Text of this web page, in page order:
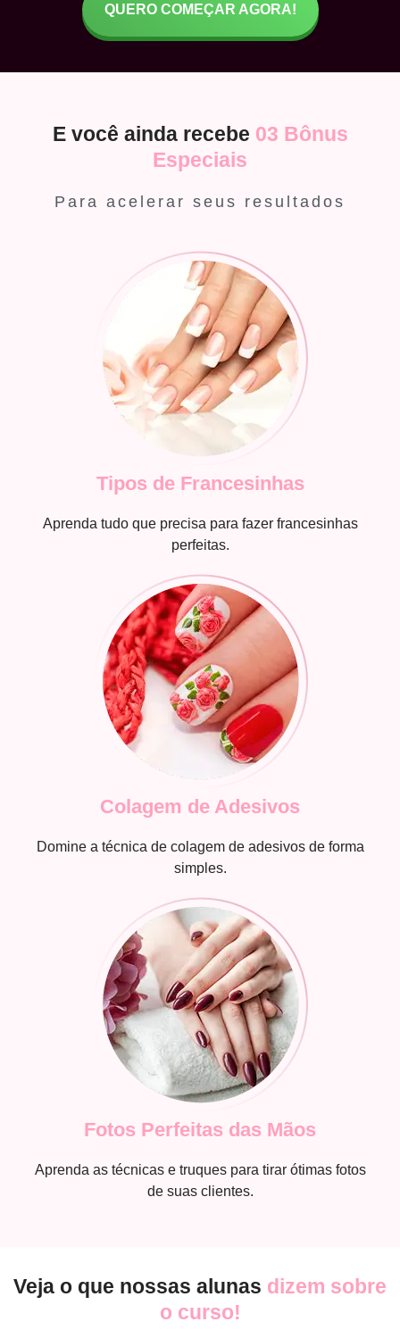
QUERO COMEÇAR AGORA!
E você ainda recebe 03 Bônus
Especiais
Para acelerar seus resultados
Tipos de Francesinhas
Aprenda tudo que precisa para fazer francesinhas
perfeitas.
Colagem de Adesivos
Domine a técnica de colagem de adesivos de forma
simples.
Fotos Perfeitas das Mãos
Aprenda as técnicas e truques para tirar ótimas fotos
de suas clientes.
Veja o que nossas alunas dizem sobre
o curso!